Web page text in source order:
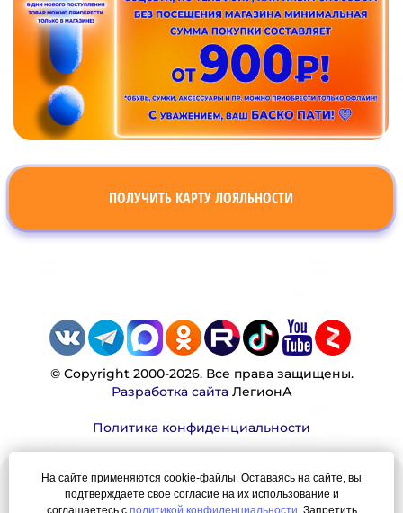
ПОЛУЧИТЬ КАРТУ ЛОЯЛЬНОСТИ
© Copyright 2000-2026. Все права защищены.
Разработка сайтаЛегионА
Политика конфиденциальности
Наша миссия:
На сайте применяются cookie-файлы. Оставаясь на сайте, вы
подтверждаете свое согласие на их использование и
соглашаетесь с политикой конфиденциальности . Запретить